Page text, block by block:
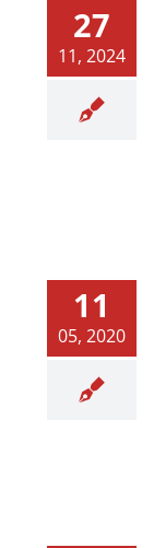
27
11, 2024
11
05, 2020